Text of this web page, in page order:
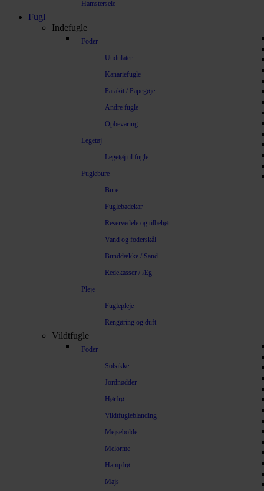
Hamstersele
Fugl
Indefugle
Foder
Undulater
Kanariefugle
Parakit / Papegøje
Andre fugle
Opbevaring
Legetøj
Legetøj til fugle
Fuglebure
Bure
Fuglebadekar
Reservedele og tilbehør
Vand og foderskål
Bunddække / Sand
Redekasser / Æg
Pleje
Fuglepleje
Rengøring og duft
Vildtfugle
Foder
Solsikke
Jordnødder
Hørfrø
Vildtfugleblanding
Mejsebolde
Melorme
Hampfrø
Majs